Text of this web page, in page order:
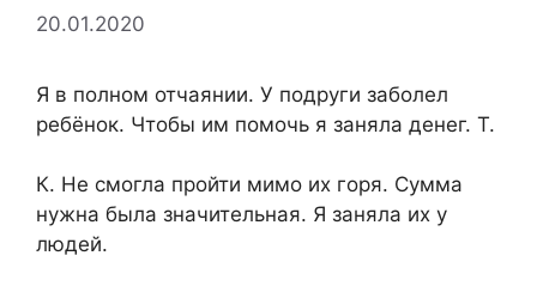
20.01.2020
Я в полном отчаянии. У подруги заболел
ребёнок. Чтобы им помочь я заняла денег. Т.
К. Не смогла пройти мимо их горя. Сумма
нужна была значительная. Я заняла их у
людей.